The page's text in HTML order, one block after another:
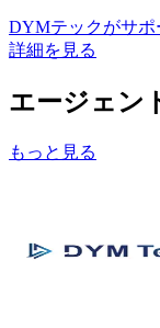
DYMテックがサポ
詳細を見る
エージェン
もっと見る